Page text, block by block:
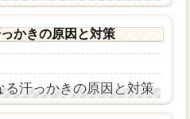
かきの原因と対策
る汗っかきの原因と対策